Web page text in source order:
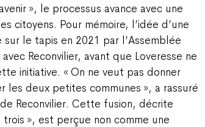
», le processus avance avec une
citoyens. Pour mémoire, l’idée d’une
sur le tapis en 2021 par l’Assemblée
Reconvilier, avant que Loveresse ne
initiative. « On ne veut pas donner
les deux petites communes », a rassuré
Reconvilier. Cette fusion, décrite
trois », est perçue non comme une